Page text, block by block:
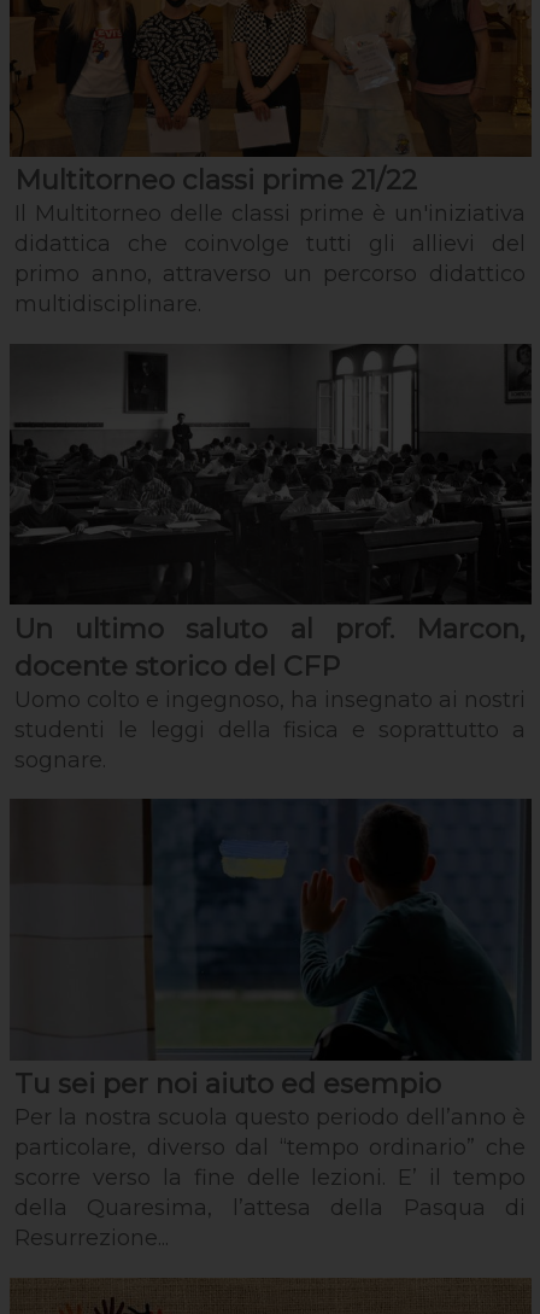
Multitorneo classi prime 21/22
Il Multitorneo delle classi prime è un'iniziativa
didattica che coinvolge tutti gli allievi del
primo anno, attraverso un percorso didattico
multidisciplinare.
Un ultimo saluto al prof. Marcon,
docente storico del CFP
Uomo colto e ingegnoso, ha insegnato ai nostri
studenti le leggi della fisica e soprattutto a
sognare.
Tu sei per noi aiuto ed esempio
Per la nostra scuola questo periodo dell’anno è
particolare, diverso dal “tempo ordinario” che
scorre verso la fine delle lezioni. E’ il tempo
della Quaresima, l’attesa della Pasqua di
Resurrezione...